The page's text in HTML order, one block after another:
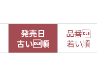
発売日
古い順
品番
若い順